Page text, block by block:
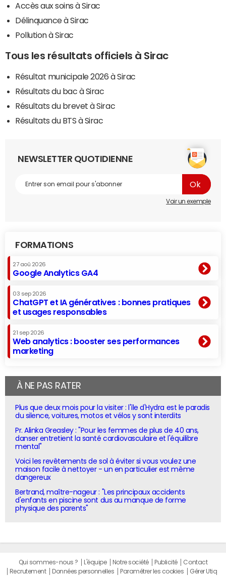
Accès aux soins à Sirac
Délinquance à Sirac
Pollution à Sirac
Tous les résultats officiels à Sirac
Résultat municipale 2026 à Sirac
Résultats du bac à Sirac
Résultats du brevet à Sirac
Résultats du BTS à Sirac
NEWSLETTER QUOTIDIENNE
Voir un exemple
FORMATIONS
27 aoû 2026
Google Analytics GA4
03 sep 2026
ChatGPT et IA génératives : bonnes pratiques
et usages responsables
21 sep 2026
Web analytics : booster ses performances
marketing
À NE PAS RATER
Plus que deux mois pour la visiter : l'île d'Hydra est le paradis
du silence, voitures, motos et vélos y sont interdits
Pr. Alinka Greasley : "Pour les femmes de plus de 40 ans,
danser entretient la santé cardiovasculaire et l'équilibre
mental"
Voici les revêtements de sol à éviter si vous voulez une
maison facile à nettoyer - un en particulier est même
dangereux
Bertrand, maître-nageur : "Les principaux accidents
d'enfants en piscine sont dus au manque de forme
physique des parents"
Qui sommes-nous ? L'équipe Notre société Publicité
Contact
Recrutement
Données personnelles Paramétrer les cookies Gérer Utiq